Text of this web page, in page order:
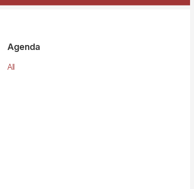
Agenda
All